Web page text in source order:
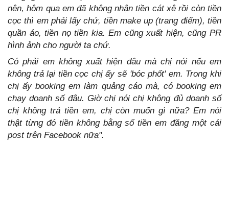
nên, hôm qua em đã không nhận tiền cát xê rồi còn tiền
cọc thì em phải lấy chứ, tiền make up (trang điểm), tiền
quần áo, tiền nọ tiền kia. Em cũng xuất hiện, cũng PR
hình ảnh cho người ta chứ.
Có phải em không xuất hiện đâu mà chị nói nếu em
không trả lại tiền cọc chị ấy sẽ 'bóc phốt' em. Trong khi
chị ấy booking em làm quảng cáo mà, có booking em
chạy doanh số đâu. Giờ chị nói chị không đủ doanh số
chị không trả tiền em, chị còn muốn gì nữa? Em nói
thật từng đó tiền không bằng số tiền em đăng một cái
post trên Facebook nữa".